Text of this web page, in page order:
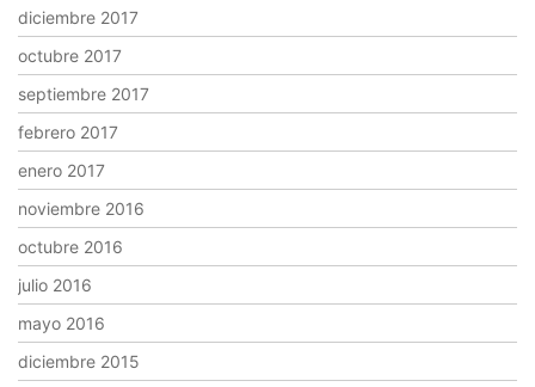
diciembre 2017
octubre 2017
septiembre 2017
febrero 2017
enero 2017
noviembre 2016
octubre 2016
julio 2016
mayo 2016
diciembre 2015